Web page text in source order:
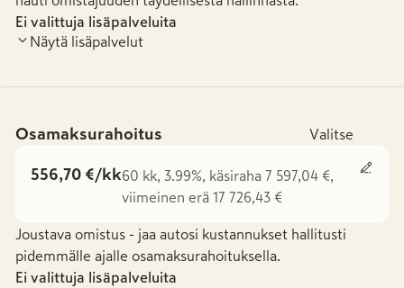
Ei valittuja lisäpalveluita
Näytä lisäpalvelut
Osamaksurahoitus Valitse
556,70 €/kk60 kk, 3.99%, käsiraha 7 597,04 €,
viimeinen erä 17 726,43 €
Joustava omistus - jaa autosi kustannukset hallitusti
pidemmälle ajalle osamaksurahoituksella.
Ei valittuja lisäpalveluita